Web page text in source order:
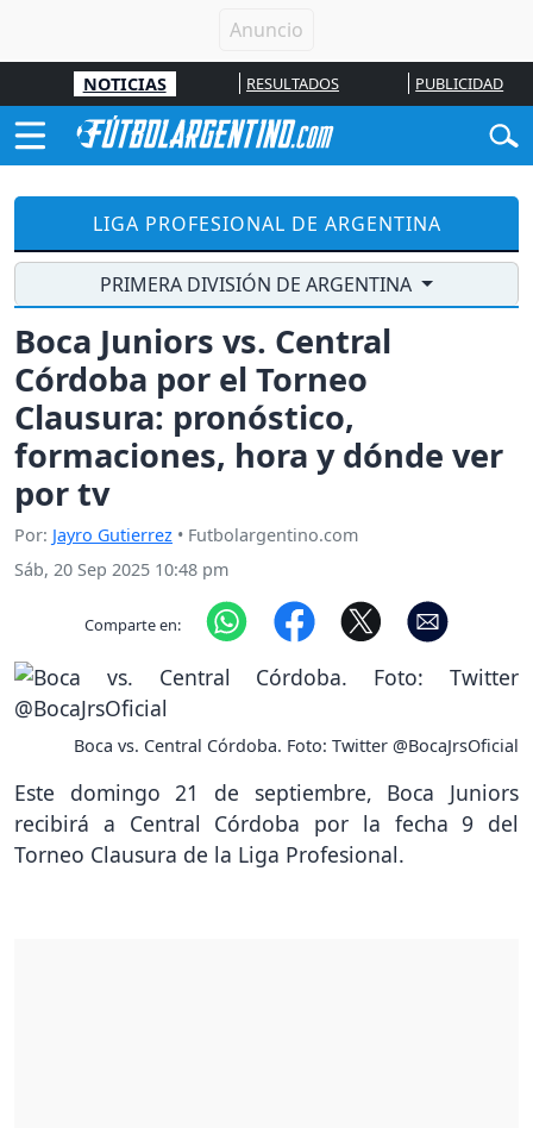
NOTICIAS RESULTADOS PUBLICIDAD
LIGA PROFESIONAL DE ARGENTINA
PRIMERA DIVISIÓN DE ARGENTINA
Boca Juniors vs. Central
Córdoba por el Torneo
Clausura: pronóstico,
formaciones, hora y dónde ver
por tv
Por: Jayro Gutierrez • Futbolargentino.com
Sáb, 20 Sep 2025 10:48 pm
Comparte en:
Boca vs. Central Córdoba. Foto: Twitter @BocaJrsOficial
Este domingo 21 de septiembre, Boca Juniors
recibirá a Central Córdoba por la fecha 9 del
Torneo Clausura de la Liga Profesional.